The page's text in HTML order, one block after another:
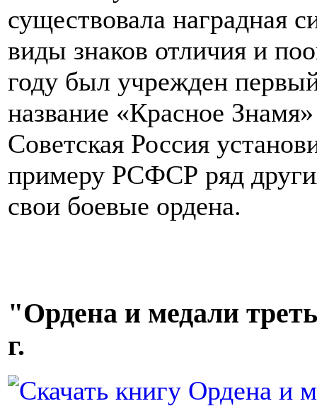
существовала наградная
виды знаков отличия и
году был учрежден
название «Красное
Советская Россия
примеру РСФСР ряд
свои боевые ордена.
"Ордена и медали
г.